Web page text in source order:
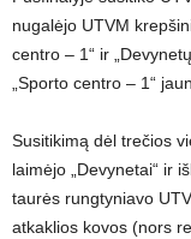
nugalėjo UTVM
centro – 1“ ir
„Sporto centro – 1“
Susitikimą dėl trečios
laimėjo „Devynetai“ ir
taurės rungtyniavo
atkaklios kovos (nors